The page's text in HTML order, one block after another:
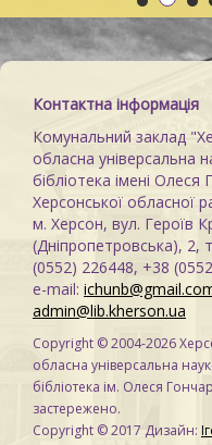
Контактна інформація
Комунальний заклад
обласна універсальна
бібліотека імені Олеся
Херсонської обласної
м. Херсон, вул. Героїв
(Дніпропетровська), 2,
(0552) 226448, +38
e-mail:
admin@lib.kherson.ua
Copyright © 2004-2026
обласна універсальна
бібліотека ім. Олеся
застережено.
Copyright © 2017 Дизайн: